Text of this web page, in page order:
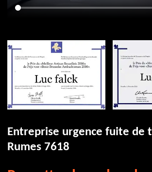
Entreprise urgence fuite de
Rumes 7618